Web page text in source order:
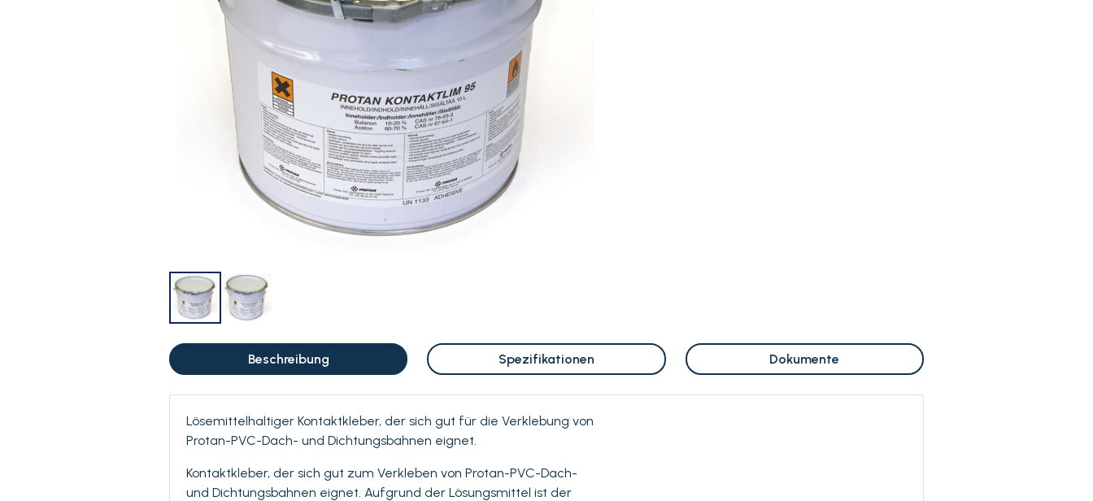
Beschreibung Spezifikationen Dokumente
Lösemittelhaltiger Kontaktkleber, der sich gut für die Verklebung von
Protan-PVC-Dach- und Dichtungsbahnen eignet.
Kontaktkleber, der sich gut zum Verkleben von Protan-PVC-Dach-
und Dichtungsbahnen eignet. Aufgrund der Lösungsmittel ist der